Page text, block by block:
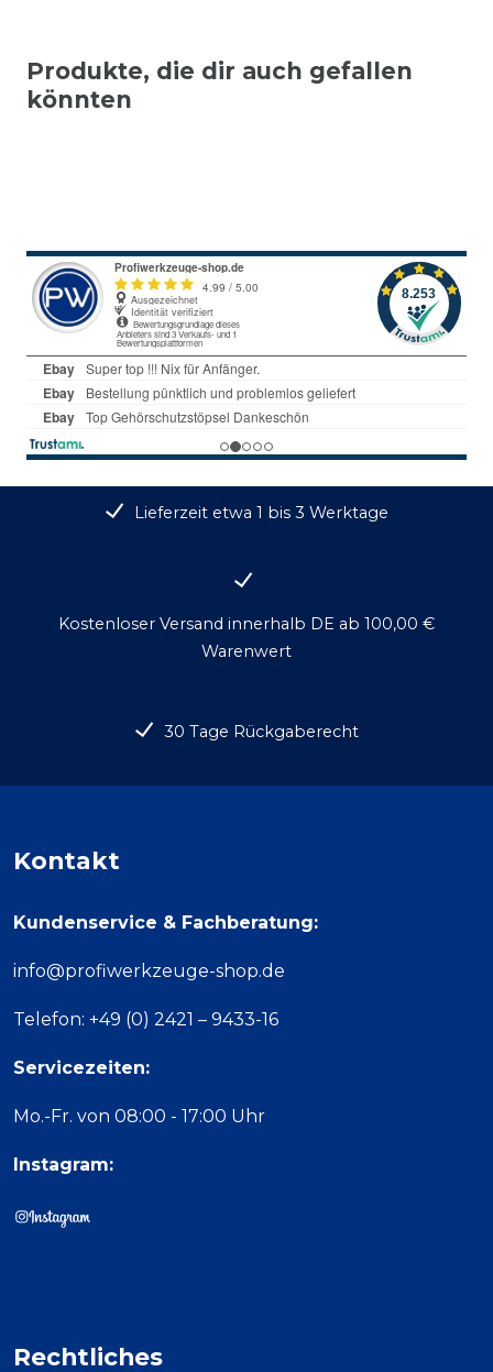
Produkte, die dir auch gefallen
könnten
Lieferzeit etwa 1 bis 3 Werktage
Kostenloser Versand innerhalb DE ab 100,00 €
Warenwert
30 Tage Rückgaberecht
Kontakt
Kundenservice & Fachberatung:
info@profiwerkzeuge-shop.de
Telefon: +49 (0) 2421 – 9433-16
Servicezeiten:
Mo.-Fr. von 08:00 - 17:00 Uhr
Instagram:
Rechtliches